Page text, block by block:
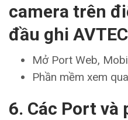
camera trên
đầu ghi
Mở Port Web,
Phần mềm xem
6. Các Port và